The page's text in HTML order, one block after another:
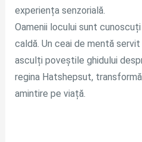
experiența senzorială.
Oamenii locului sunt
caldă. Un ceai de mentă
asculți poveștile ghidului
regina Hatshepsut,
amintire pe viață.